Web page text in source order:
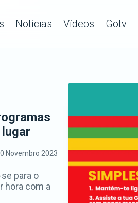
Notícias Vídeos Gotv
Novembro 2023
para o
hora com a